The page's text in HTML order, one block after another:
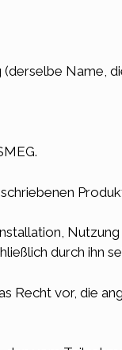
Name,
durch ihn
Recht vor, die